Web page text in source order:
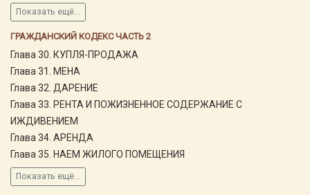
Показать ещё...
ГРАЖДАНСКИЙ КОДЕКС ЧАСТЬ 2
Глава 30. КУПЛЯ-ПРОДАЖА
Глава 31. МЕНА
Глава 32. ДАРЕНИЕ
Глава 33. РЕНТА И ПОЖИЗНЕННОЕ СОДЕРЖАНИЕ С
ИЖДИВЕНИЕМ
Глава 34. АРЕНДА
Глава 35. НАЕМ ЖИЛОГО ПОМЕЩЕНИЯ
Показать ещё...